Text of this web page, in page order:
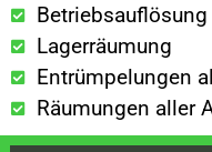
Betriebsauflösung
Lagerräumung
Entrümpelungen
Räumungen aller